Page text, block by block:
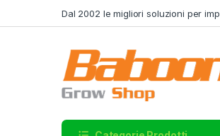
Dal 2002 le migliori soluzioni per